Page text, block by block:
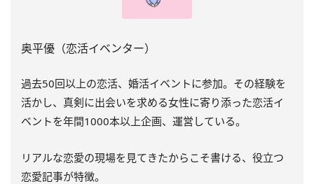
奥平優（恋活イベンター）
過去50回以上の恋活、婚活イベントに参加。その経験を
活かし、真剣に出会いを求める女性に寄り添った恋活イ
ベントを年間1000本以上企画、運営している。
リアルな恋愛の現場を見てきたからこそ書ける、役立つ
恋愛記事が特徴。